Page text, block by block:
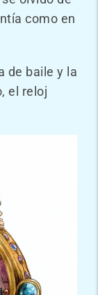
como en
de baile y la
el reloj